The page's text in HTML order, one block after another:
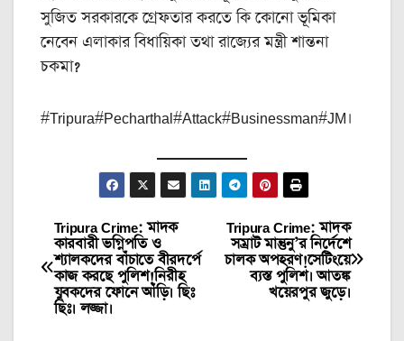
সুজিত সরকারকে গ্রেফতার করতে কি কোনো ভূমিকা
নেবেন এলাকার বিধায়িকা তথা রাজ্যের মন্ত্রী শান্তনা
চকমা?
#Tripura#Pecharthal#Attack#Businessman#JM।
Post
navigation
Tripura Crime: মাদক
সম্রাট মান্তুনু’র নির্দেশে
চালক অপহরণ!সেটিংয়ে
ব্যস্ত পুলিশ। আতঙ্ক
খয়েরপুর জুড়ে।
Tripura Crime: মাদক
কারবারী ভগ্নিপতি ও
শ্যালকদের বাঁচাতে বীরদর্পে
কাজ করছে পুলিশ!নিরীহ
যুবকদের ফোনে আঁড়ি। ছিঃ
ছিঃ। লজ্জা।